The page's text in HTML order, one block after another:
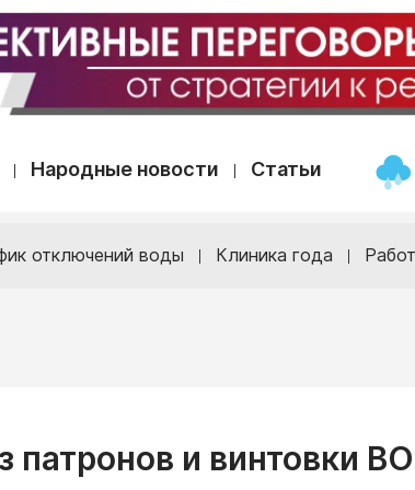
Народные новости Статьи
отключений воды Клиника года
и винтовки